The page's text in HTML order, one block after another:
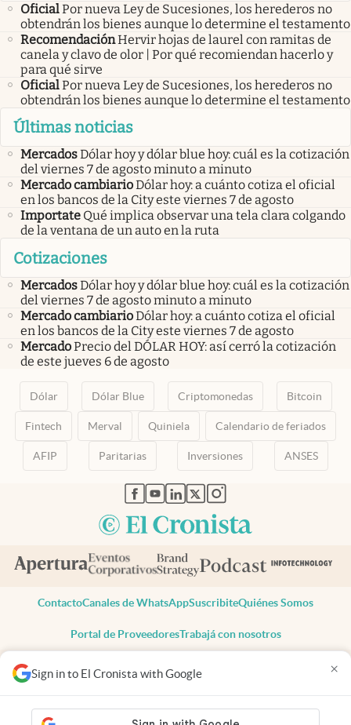
Sign in to El Cronista with Google ×
OficialPor nueva Ley de Sucesiones, los herederos no
obtendrán los bienes aunque lo determine el testamento
RecomendaciónHervir hojas de laurel con ramitas de
canela y clavo de olor | Por qué recomiendan hacerlo y
para qué sirve
OficialPor nueva Ley de Sucesiones, los herederos no
obtendrán los bienes aunque lo determine el testamento
Últimas noticias
MercadosDólar hoy y dólar blue hoy: cuál es la cotización
del viernes 7 de agosto minuto a minuto
Mercado cambiarioDólar hoy: a cuánto cotiza el oficial
en los bancos de la City este viernes 7 de agosto
Importate Qué implica observar una tela clara colgando
de la ventana de un auto en la ruta
Cotizaciones
MercadosDólar hoy y dólar blue hoy: cuál es la cotización
del viernes 7 de agosto minuto a minuto
Mercado cambiarioDólar hoy: a cuánto cotiza el oficial
en los bancos de la City este viernes 7 de agosto
MercadoPrecio del DÓLAR HOY: así cerró la cotización
de este jueves 6 de agosto
Dólar Dólar Blue Criptomonedas Bitcoin
Fintech Merval Quiniela Calendario de feriados
AFIP Paritarias Inversiones ANSES
abre en nueva pestaña
abre en nueva pestaña
abre en nueva pestaña
abre en nueva pestaña
abre en nueva pestaña
ContactoCanales de WhatsAppSuscribiteQuiénes Somos
Portal de ProveedoresTrabajá con nosotros
Todos los derechos reservados
Privacidad